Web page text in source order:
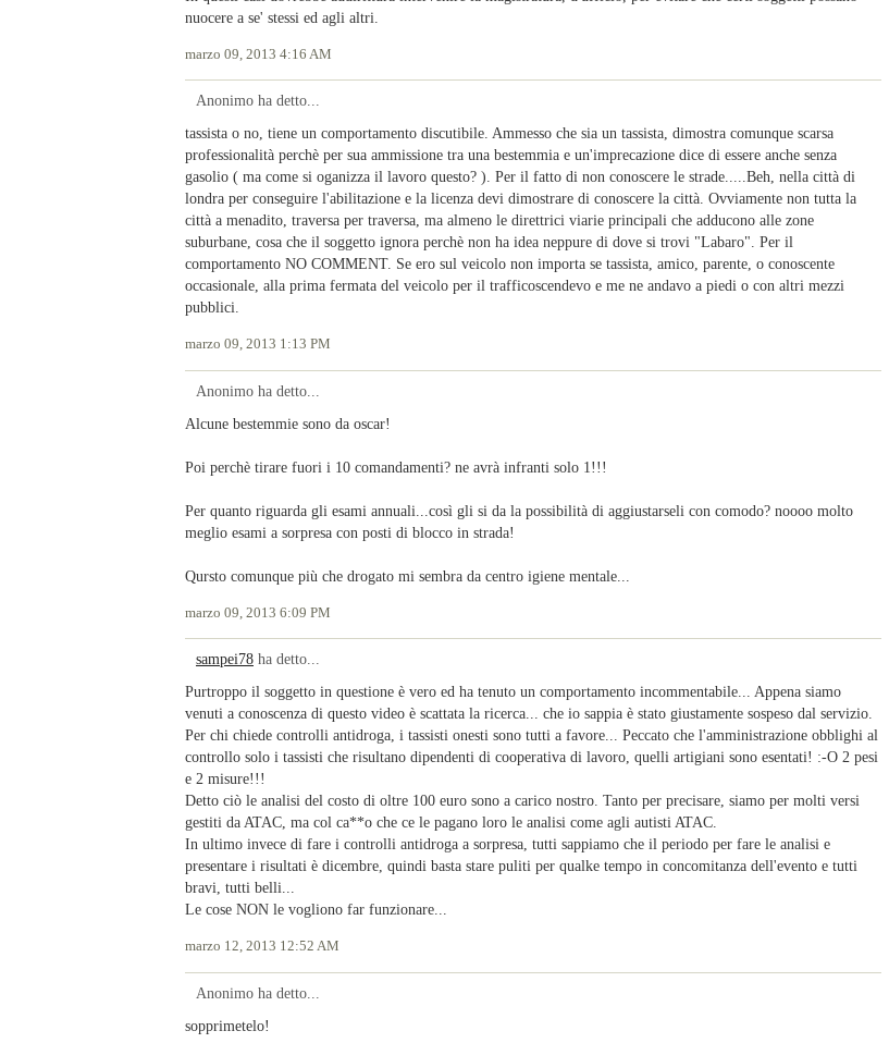
nuocere a se' stessi ed agli altri.
marzo 09, 2013 4:16 AM
Anonimo ha detto...
tassista o no, tiene un comportamento discutibile. Ammesso che sia un tassista, dimostra comunque scarsa
professionalità perchè per sua ammissione tra una bestemmia e un'imprecazione dice di essere anche senza
gasolio ( ma come si oganizza il lavoro questo? ). Per il fatto di non conoscere le strade.....Beh, nella città di
londra per conseguire l'abilitazione e la licenza devi dimostrare di conoscere la città. Ovviamente non tutta la
città a menadito, traversa per traversa, ma almeno le direttrici viarie principali che adducono alle zone
suburbane, cosa che il soggetto ignora perchè non ha idea neppure di dove si trovi "Labaro". Per il
comportamento NO COMMENT. Se ero sul veicolo non importa se tassista, amico, parente, o conoscente
occasionale, alla prima fermata del veicolo per il trafficoscendevo e me ne andavo a piedi o con altri mezzi
pubblici.
marzo 09, 2013 1:13 PM
Anonimo ha detto...
Alcune bestemmie sono da oscar!
Poi perchè tirare fuori i 10 comandamenti? ne avrà infranti solo 1!!!
Per quanto riguarda gli esami annuali...così gli si da la possibilità di aggiustarseli con comodo? noooo molto
meglio esami a sorpresa con posti di blocco in strada!
Qursto comunque più che drogato mi sembra da centro igiene mentale...
marzo 09, 2013 6:09 PM
sampei78 ha detto...
Purtroppo il soggetto in questione è vero ed ha tenuto un comportamento incommentabile... Appena siamo
venuti a conoscenza di questo video è scattata la ricerca... che io sappia è stato giustamente sospeso dal servizio.
Per chi chiede controlli antidroga, i tassisti onesti sono tutti a favore... Peccato che l'amministrazione obblighi al
controllo solo i tassisti che risultano dipendenti di cooperativa di lavoro, quelli artigiani sono esentati! :-O 2 pesi
e 2 misure!!!
Detto ciò le analisi del costo di oltre 100 euro sono a carico nostro. Tanto per precisare, siamo per molti versi
gestiti da ATAC, ma col ca**o che ce le pagano loro le analisi come agli autisti ATAC.
In ultimo invece di fare i controlli antidroga a sorpresa, tutti sappiamo che il periodo per fare le analisi e
presentare i risultati è dicembre, quindi basta stare puliti per qualke tempo in concomitanza dell'evento e tutti
bravi, tutti belli...
Le cose NON le vogliono far funzionare...
marzo 12, 2013 12:52 AM
Anonimo ha detto...
sopprimetelo!